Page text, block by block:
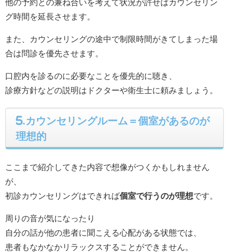
他の予約との兼ね合いを考えて状況が許せばカウンセリン
グ時間を延長させます。
また、カウンセリングの途中で制限時間がきてしまった場
合は問診を優先させます。
口腔内を診るのに必要なことを優先的に聴き、
診療方針などの説明はドクターや衛生士に頼みましょう。
5.カウンセリングルーム＝個室があるのが
理想的
ここまで紹介してきた内容で想像がつくかもしれません
が、
初診カウンセリングはできれば個室で行うのが理想です。
周りの音が気になったり
自分の話が他の患者に聞こえる心配がある状態では、
患者もなかなかリラックスすることができません。